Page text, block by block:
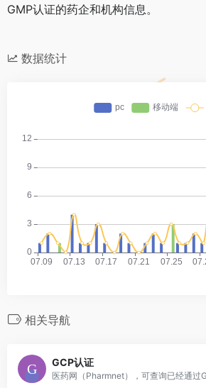
GMP认证的药企和机构信息。
数据统计
相关导航
GCP认证
医药网（Pharmnet），可查询已经通过